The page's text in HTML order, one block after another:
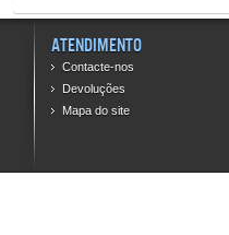
Atendimento
Contacte-nos
Devoluções
Mapa do site